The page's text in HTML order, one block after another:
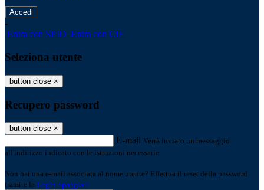
-
Entra con SPID Entra con CIE
Seleziona utente
button close ×
Recupero password
button close ×
E-mail Verrà inviato un messaggio
all'indirizzo indicato con le istruzioni necessarie.
Non hai una e-mail associata al nome utente? Effettua il reset della password
tramite la Login Spaggiari